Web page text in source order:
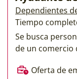
Dependientes
Tiempo
Se busca
de un comercio
Oferta de